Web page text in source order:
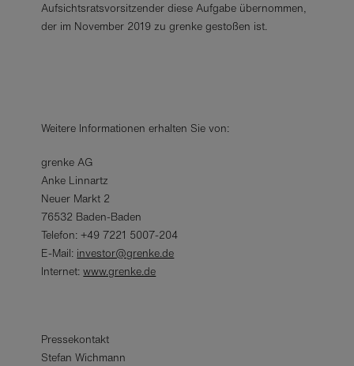
Aufsichtsratsvorsitzender diese Aufgabe übernommen,
der im November 2019 zu grenke gestoßen ist.
Weitere Informationen erhalten Sie von:
grenke AG
Anke Linnartz
Neuer Markt 2
76532 Baden-Baden
Telefon: +49 7221 5007-204
E-Mail: investor@grenke.de
Internet:www.grenke.de
Pressekontakt
Stefan Wichmann